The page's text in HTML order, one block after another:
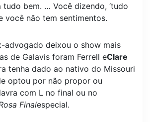
tudo bem. … Você dizendo, ‘tudo
você não tem sentimentos.
advogado deixou o show mais
de Galavis foram Ferrell eClare
tenha dado ao nativo do Missouri
optou por não propor ou
com L no final ou no
Finalespecial.